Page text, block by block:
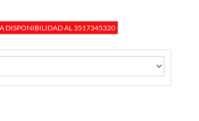
DISPONIBILIDAD AL 3517345320